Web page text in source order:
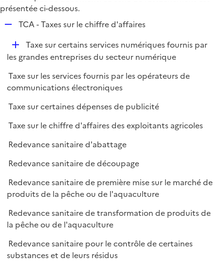
présentée ci-dessous.
p
l
e
r
TCA - Taxes sur le chiffre d'affaires
D
é
l
i
e
Taxe sur certains services numériques fournis par
les grandes entreprises du secteur numérique
Taxe sur les services fournis par les opérateurs de
communications électroniques
Taxe sur certaines dépenses de publicité
Taxe sur le chiffre d'affaires des exploitants agricoles
Redevance sanitaire d'abattage
Redevance sanitaire de découpage
Redevance sanitaire de première mise sur le marché de
produits de la pêche ou de l'aquaculture
Redevance sanitaire de transformation de produits de
la pêche ou de l'aquaculture
Redevance sanitaire pour le contrôle de certaines
substances et de leurs résidus